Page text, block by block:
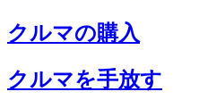
クルマの購入
クルマを手放す